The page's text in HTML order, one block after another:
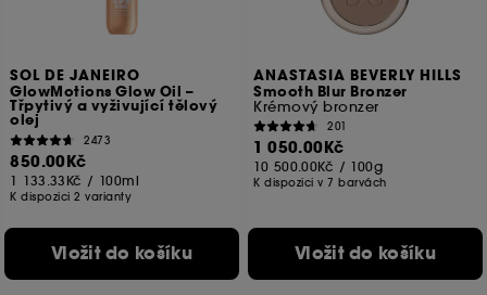
SOL DE JANEIRO
GlowMotions Glow Oil –
Třpytivý a vyživující tělový
olej
2473
850.00Kč
1 133.33Kč / 100ml
K dispozici 2 varianty
Vložit do košíku
ANASTASIA BEVERLY HILLS
Smooth Blur Bronzer
Krémový bronzer
201
1 050.00Kč
10 500.00Kč / 100g
K dispozici v 7 barvách
Vložit do košíku